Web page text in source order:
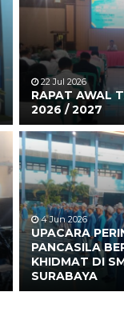
22 Jul 2026
RAPAT AWAL
2026 / 2027
4 Jun 2026
UPACARA
PANCASILA
KHIDMAT DI
SURABAYA